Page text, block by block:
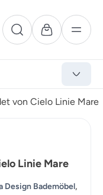
von Cielo Linie Mare
Linie Mare
Design Bademöbel,